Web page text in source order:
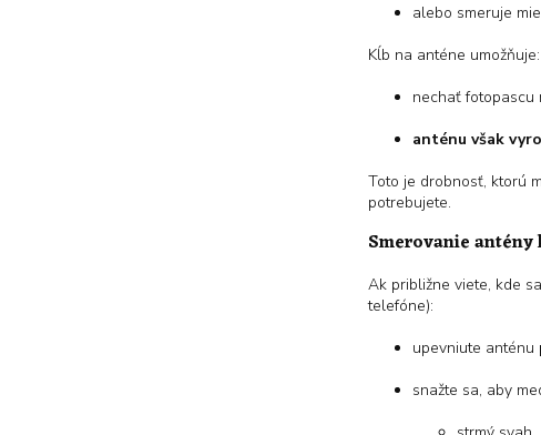
alebo smeruje
Kĺb na anténe umožňuje:
nechať fotopascu
anténu však
Toto je drobnosť, ktorú
potrebujete.
Smerovanie antény
Ak približne viete, kde
telefóne):
upevniute anténu
snažte sa, aby